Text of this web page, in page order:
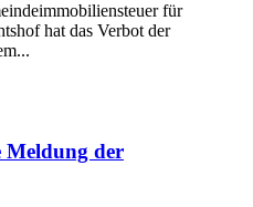
für
hat das Verbot der
Meldung der